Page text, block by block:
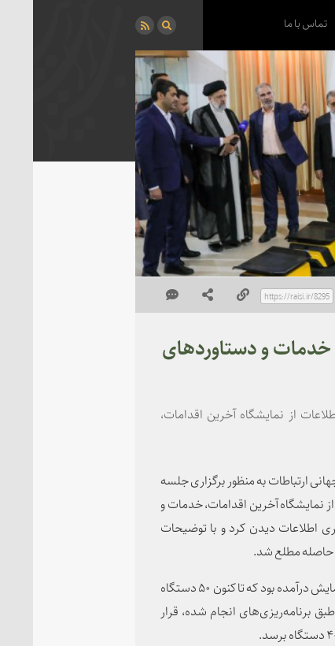
تماس با ما
خدمات و دستاوردهای
از نمایشگاه آخرین اقدامات،
ارتباطات به منظور برگزاری جلسه
نمایشگاه آخرین اقدامات، خدمات و
اطلاعات دیدن کرد و با توضیحات
حاصله مطلع شد.
در بخش ابتدایی این نمایشگاه ربات‌های هوشمند تجزیه‌گر به نمایش درآمده بود که تا کنون ۵۰ دستگاه
برنامه‌ریزی‌های انجام شده، قرار